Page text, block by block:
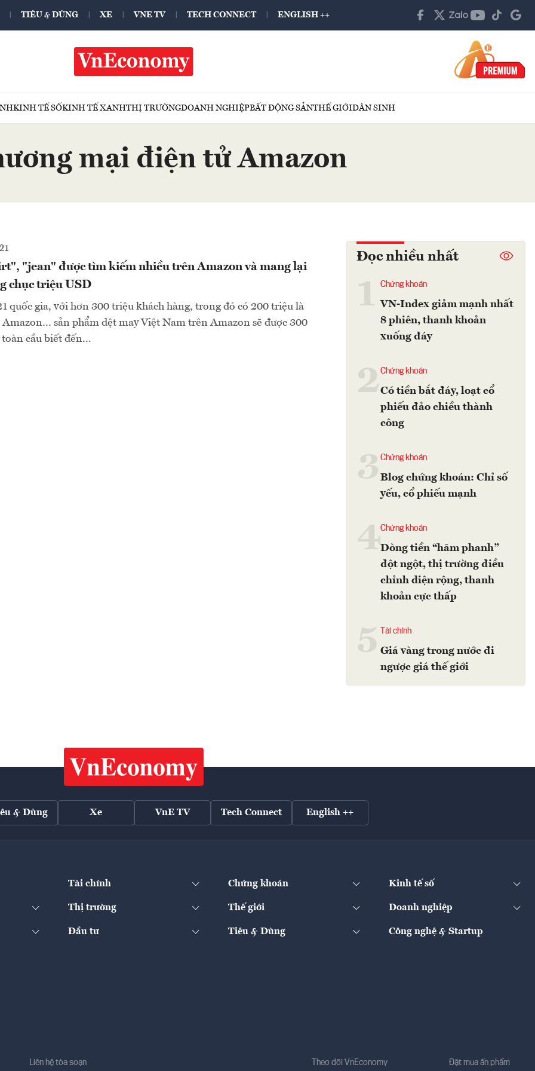
TIÊU & DÙNG XE VNE TV TECH CONNECT ENGLISH ++
KINH TẾ SỐKINH TẾ XANHTHỊ TRƯỜNGDOANH NGHIỆPBẤT ĐỘNG SẢNTHẾ GIỚIDÂN SINH
mại điện tử Amazon
"jean" được tìm kiếm nhiều trên Amazon và mang lại
chục triệu USD
quốc gia, với hơn 300 triệu khách hàng, trong đó có 200 triệu là
sản phẩm dệt may Việt Nam trên Amazon sẽ được 300
cầu biết đến...
Đọc nhiều nhất
Chứng khoán
VN-Index giảm mạnh nhất
8 phiên, thanh khoản
xuống đáy
2Chứng khoán
Có tiền bắt đáy, loạt cổ
phiếu đảo chiều thành
công
Chứng khoán
Blog chứng khoán: Chỉ số
yếu, cổ phiếu mạnh
4Chứng khoán
Dòng tiền “hãm phanh”
đột ngột, thị trường điều
chỉnh diện rộng, thanh
khoản cực thấp
Tài chính
Giá vàng trong nước đi
ngược giá thế giới
& Dùng Xe VnE TV Tech Connect English ++
Tài chính Chứng khoán Kinh tế số
Thị trường Thế giới Doanh nghiệp
Đầu tư Tiêu & Dùng Công nghệ & Startup
Liên hệ tòa soạn Theo dõi VnEconomy Đặt mua ấn phẩm